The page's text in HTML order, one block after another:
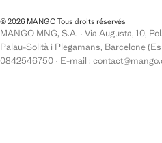
© 2026 MANGO Tous droits réservés
MANGO MNG, S.A. · Via Augusta, 10,
Palau-Solità i Plegamans, Barcelone
0842546750 · E-mail :